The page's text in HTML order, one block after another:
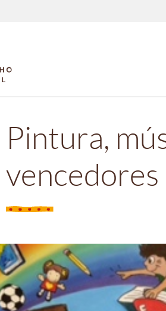
Pintura,
vencedores